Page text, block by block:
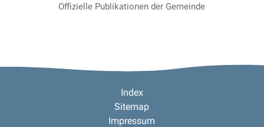
Offizielle Publikationen der Gemeinde
Index
Sitemap
Impressum